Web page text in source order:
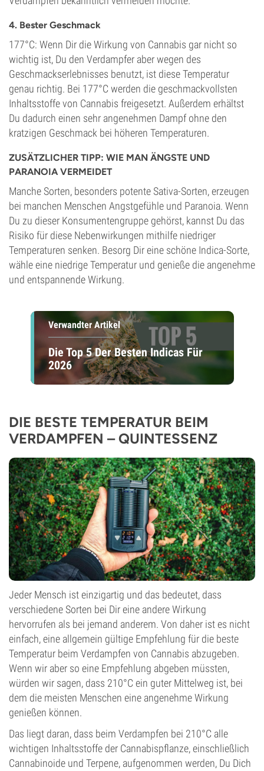
4. Bester Geschmack
177°C: Wenn Dir die Wirkung von Cannabis gar nicht so
wichtig ist, Du den Verdampfer aber wegen des
Geschmackserlebnisses benutzt, ist diese Temperatur
genau richtig. Bei 177°C werden die geschmackvollsten
Inhaltsstoffe von Cannabis freigesetzt. Außerdem erhältst
Du dadurch einen sehr angenehmen Dampf ohne den
kratzigen Geschmack bei höheren Temperaturen.
ZUSÄTZLICHER TIPP: WIE MAN ÄNGSTE UND
PARANOIA VERMEIDET
Manche Sorten, besonders potente Sativa-Sorten, erzeugen
bei manchen Menschen Angstgefühle und Paranoia. Wenn
Du zu dieser Konsumentengruppe gehörst, kannst Du das
Risiko für diese Nebenwirkungen mithilfe niedriger
Temperaturen senken. Besorg Dir eine schöne Indica-Sorte,
wähle eine niedrige Temperatur und genieße die angenehme
und entspannende Wirkung.
Verwandter Artikel
Die Top 5 Der Besten Indicas Für
2026
DIE BESTE TEMPERATUR BEIM
VERDAMPFEN – QUINTESSENZ
Jeder Mensch ist einzigartig und das bedeutet, dass
verschiedene Sorten bei Dir eine andere Wirkung
hervorrufen als bei jemand anderem. Von daher ist es nicht
einfach, eine allgemein gültige Empfehlung für die beste
Temperatur beim Verdampfen von Cannabis abzugeben.
Wenn wir aber so eine Empfehlung abgeben müssten,
würden wir sagen, dass 210°C ein guter Mittelweg ist, bei
dem die meisten Menschen eine angenehme Wirkung
genießen können.
Das liegt daran, dass beim Verdampfen bei 210°C alle
wichtigen Inhaltsstoffe der Cannabispflanze, einschließlich
Cannabinoide und Terpene, aufgenommen werden, Du Dich